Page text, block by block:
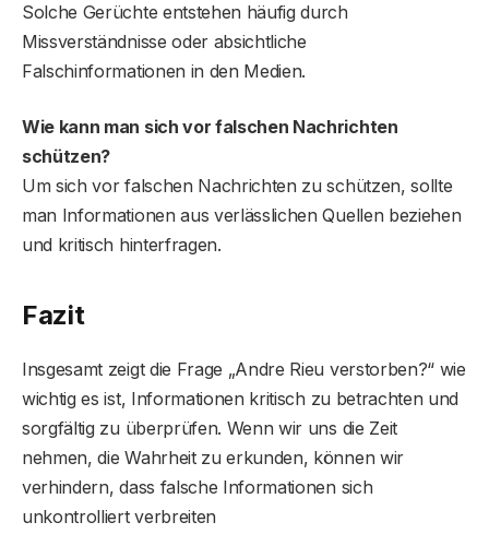
Solche Gerüchte entstehen häufig durch
Missverständnisse oder absichtliche
Falschinformationen in den Medien.
Wie kann man sich vor falschen Nachrichten
schützen?
Um sich vor falschen Nachrichten zu schützen, sollte
man Informationen aus verlässlichen Quellen beziehen
und kritisch hinterfragen.
Fazit
Insgesamt zeigt die Frage „Andre Rieu verstorben?“ wie
wichtig es ist, Informationen kritisch zu betrachten und
sorgfältig zu überprüfen. Wenn wir uns die Zeit
nehmen, die Wahrheit zu erkunden, können wir
verhindern, dass falsche Informationen sich
unkontrolliert verbreiten